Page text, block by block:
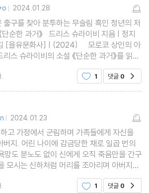
| 2024.01.28
출구를 찾아 분투하는 무슬림 흑인 청년의 저
유문화사] | (2024) 모로코 상인의 아
리스 슈라이비의 소설 《단순한 과거》를 읽었
소설을 읽은 느낌을 무엇이라고 말할 수 있을
내게 미세한 분자들을 볼 수 있는 눈이 있다
하고 우발적인 촉매제를 첨가하여
1 댓글 0
| 2024.01.23
고 가정에서 군림하며 가족들에게 자신을
지. 어린 나이에 감금당한 채로 일곱 번의
망도 분노도 없이 신에게 오직 죽음만을 간구
모시는 신하처럼 머리를 조아리며 아버지의
관하는 자식들. 모든 가족들은 '군주님'이라고
이외에 아무것도 해
1 댓글 0